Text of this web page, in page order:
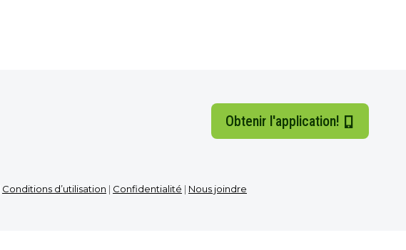
Obtenir l'application!
Conditions d’utilisation | Confidentialité | Nous joindre